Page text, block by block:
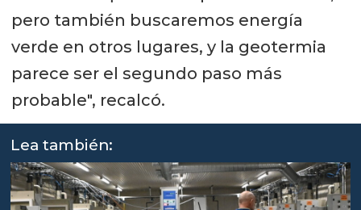
pero también buscaremos energía
verde en otros lugares, y la geotermia
parece ser el segundo paso más
probable", recalcó.
Lea también: